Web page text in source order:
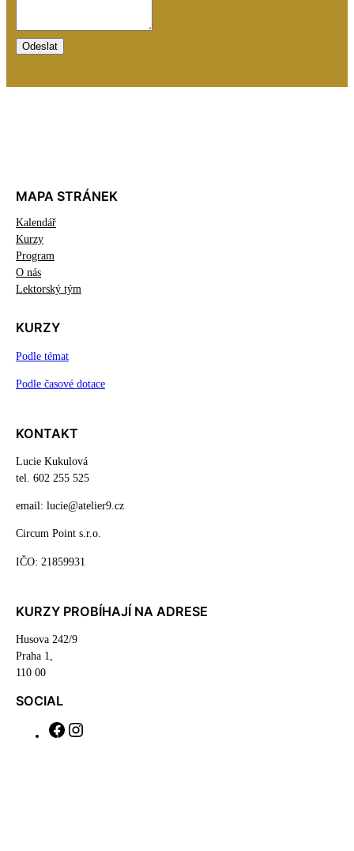
Odeslat
MAPA STRÁNEK
Kalendář
Kurzy
Program
O nás
Lektorský tým
KURZY
Podle témat
Podle časové dotace
KONTAKT
Lucie Kukulová
tel. 602 255 525
email: lucie@atelier9.cz
Circum Point s.r.o.
IČO: 21859931
KURZY PROBÍHAJÍ NA ADRESE
Husova 242/9
Praha 1,
110 00
SOCIAL
F